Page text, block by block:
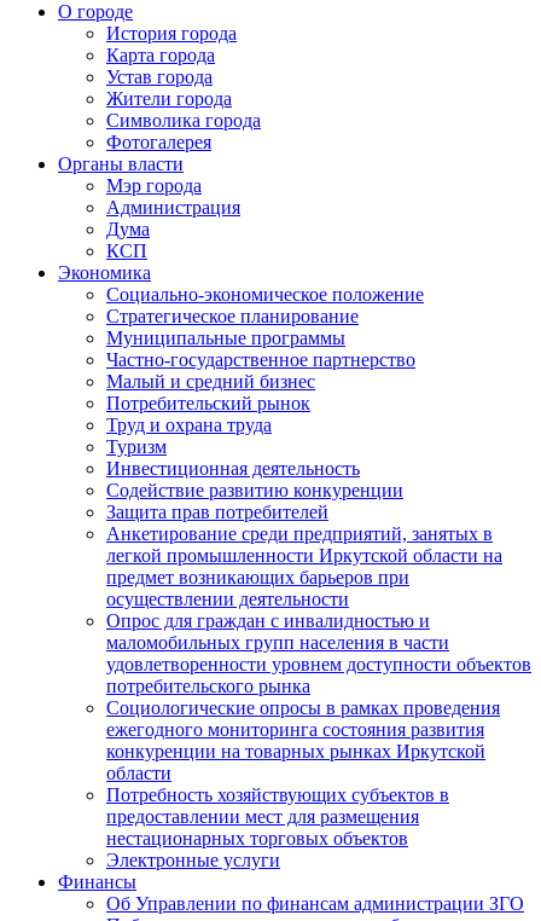
О городе
История города
Карта города
Устав города
Жители города
Символика города
Фотогалерея
Органы власти
Мэр города
Администрация
Дума
КСП
Экономика
Социально-экономическое положение
Стратегическое планирование
Муниципальные программы
Частно-государственное партнерство
Малый и средний бизнес
Потребительский рынок
Труд и охрана труда
Туризм
Инвестиционная деятельность
Содействие развитию конкуренции
Защита прав потребителей
Анкетирование среди предприятий, занятых в
легкой промышленности Иркутской области на
предмет возникающих барьеров при
осуществлении деятельности
Опрос для граждан с инвалидностью и
маломобильных групп населения в части
удовлетворенности уровнем доступности объектов
потребительского рынка
Социологические опросы в рамках проведения
ежегодного мониторинга состояния развития
конкуренции на товарных рынках Иркутской
области
Потребность хозяйствующих субъектов в
предоставлении мест для размещения
нестационарных торговых объектов
Электронные услуги
Финансы
Об Управлении по финансам администрации ЗГО